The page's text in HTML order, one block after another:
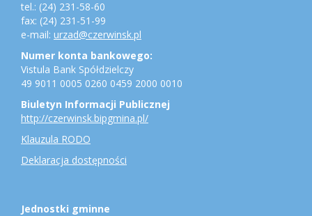
tel.: (24) 231-58-60
fax: (24) 231-51-99
e-mail: urzad@czerwinsk.pl
Numer konta bankowego:
Vistula Bank Spółdzielczy
49 9011 0005 0260 0459 2000 0010
Biuletyn Informacji Publicznej
http://czerwinsk.bipgmina.pl/
Klauzula RODO
Deklaracja dostępności
Jednostki gminne